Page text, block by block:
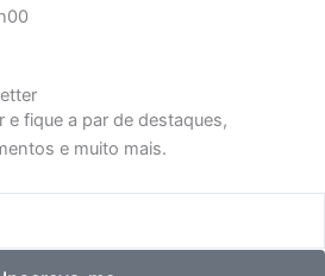
fique a par de destaques,
e muito mais.